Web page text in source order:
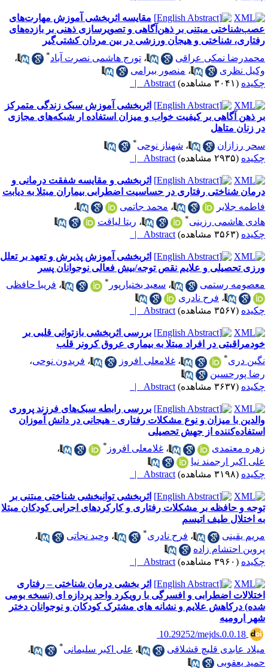
مقایسه اثربخشی آموزش مهارت‌های
مبتنی بر ذهن‌آگاهی و تصویرسازی ذهنی بر بازده‌های
شناختی و هیجان ورزشی در بین مردان کشتی‌گیر
نمکی عراقی
،تورج هاشمی نصرت آباد*
،
نظری
،منصور بیرامی
(۳۰۴۱ مشاهده) Abstract |
اثربخشی آموزش سبک زندگی متمرکز
ذهن آگاهی بر کیفیت خواب و میزان استفاده ار شبکه‌های مجازی
زنان متاهل
رزازان
،شهناز نوحی
(۲۹۳۵ مشاهده) Abstract |
اثربخشی و مقایسه شفقت درمانی و
شناختی رفتاری در حساسیت اضطرابی بیماران مبتلا به دیابت
جلایر
،محمد جاتمی
،
هاشمی رزینی
،ریتا لیاقت
(۳۵۶۳ مشاهده) Abstract |
اثربخشی آموزش پذیرش و تعهد بر تعلل
تحصیلی و علایم نقص توجه/بیش فعالی نوجوانان پسر
رستمی
،سعید بختیارپور ،فریبا حافظی
،فرح نادری
(۳۵۶۷ مشاهده) Abstract |
بررسی اثربخشی بازتوانی قلبی بر
در افراد مبتلا به بیماری عروق کرونر قلب
دری
،غلامعلی افروز ،فریدون نوحی،
پورحسین
(۳۶۳۷ مشاهده) Abstract |
بررسی رابطه سبک‌های فرزند پروری
با میزان و نوع مشکلات رفتاری - هیجانی در دانش آموزان
از جهش تحصیلی
معتمدی
،غلامعلی افروز *
،
اکبر ارجمند نیا
(۳۱۹۸ مشاهده) Abstract |
اثربخشی توانبخشی شناختی مبتنی بر
و حافظه بر مشکلات رفتاری و کارکردهای اجرایی کودکان مبتلا
اختلال طیف اتیسم
یقینی
،فرح نادری ،وحید نجاتی
،
احتشام زاده
(۳۹۶۰ مشاهده) Abstract |
اثر بخشی درمان شناختی – رفتاری
اضطرابی و افسرگی با رویکرد واحد پردازه ای (نسخه بومی
درکاهش علایم و نشانه های مشترک کودکان و نوجوانان دختر
ارومیه
‎ 10.29252/mejds.0.0.18
عابدی قلیچ قشلاقی
،علی اکبر سلیمانی
،
یعقوبی